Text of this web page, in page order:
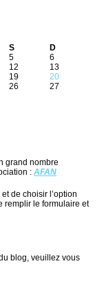
S
D
5
6
12
13
19
20
26
27
grand nombre
: AFAN
de choisir l’option
remplir le formulaire et
blog, veuillez vous